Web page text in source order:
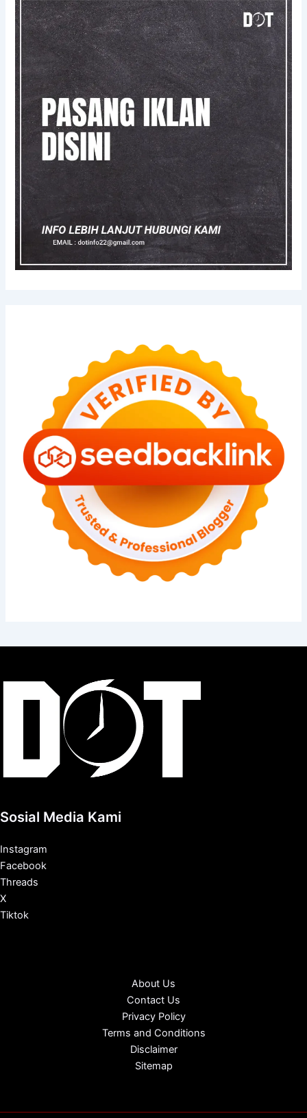
Sosial Media Kami
Instagram
Facebook
Threads
X
Tiktok
About Us
Contact Us
Privacy Policy
Terms and Conditions
Disclaimer
Sitemap